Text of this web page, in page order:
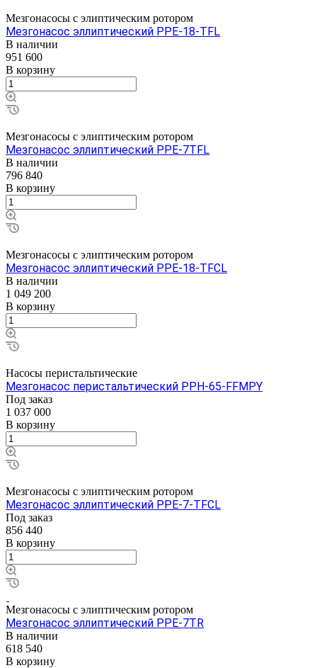
Мезгонасосы с элиптическим ротором
Мезгонасос эллиптический PPE-18-TFL
В наличии
951 600
В корзину
Мезгонасосы с элиптическим ротором
Мезгонасос эллиптический PPE-7TFL
В наличии
796 840
В корзину
Мезгонасосы с элиптическим ротором
Мезгонасос эллиптический PPE-18-TFCL
В наличии
1 049 200
В корзину
Насосы перистальтические
Мезгонасос перистальтический PPH-65-FFMPY
Под заказ
1 037 000
В корзину
Мезгонасосы с элиптическим ротором
Мезгонасос эллиптический PPE-7-TFCL
Под заказ
856 440
В корзину
Мезгонасосы с элиптическим ротором
Мезгонасос эллиптический PPE-7TR
В наличии
618 540
В корзину